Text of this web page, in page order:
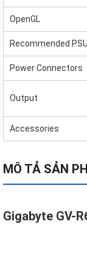
OpenGL
Recommended PSU
Power Connectors
Output
Accessories
MÔ TẢ SẢN
Gigabyte GV-